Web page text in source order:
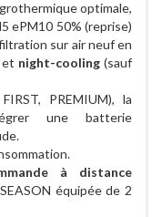
optimale,
ePM10 50% (reprise)
sur air neuf en
et night-cooling (sauf
PREMIUM), la
une batterie
à distance
équipée de 2